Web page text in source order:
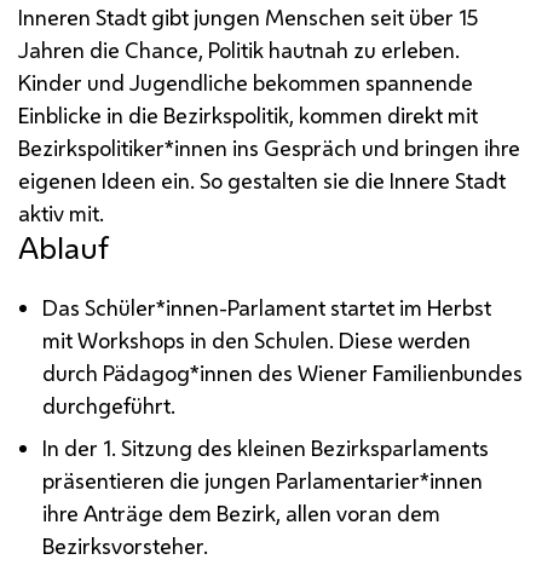
Inneren Stadt gibt jungen Menschen seit über 15
Jahren die Chance, Politik hautnah zu erleben.
Kinder und Jugendliche bekommen spannende
Einblicke in die Bezirkspolitik, kommen direkt mit
Bezirkspolitiker*innen ins Gespräch und bringen ihre
eigenen Ideen ein. So gestalten sie die Innere Stadt
aktiv mit.
Ablauf
Das Schüler*innen-Parlament startet im Herbst
mit Workshops in den Schulen. Diese werden
durch Pädagog*innen des Wiener Familienbundes
durchgeführt.
In der 1. Sitzung des kleinen Bezirksparlaments
präsentieren die jungen Parlamentarier*innen
ihre Anträge dem Bezirk, allen voran dem
Bezirksvorsteher.